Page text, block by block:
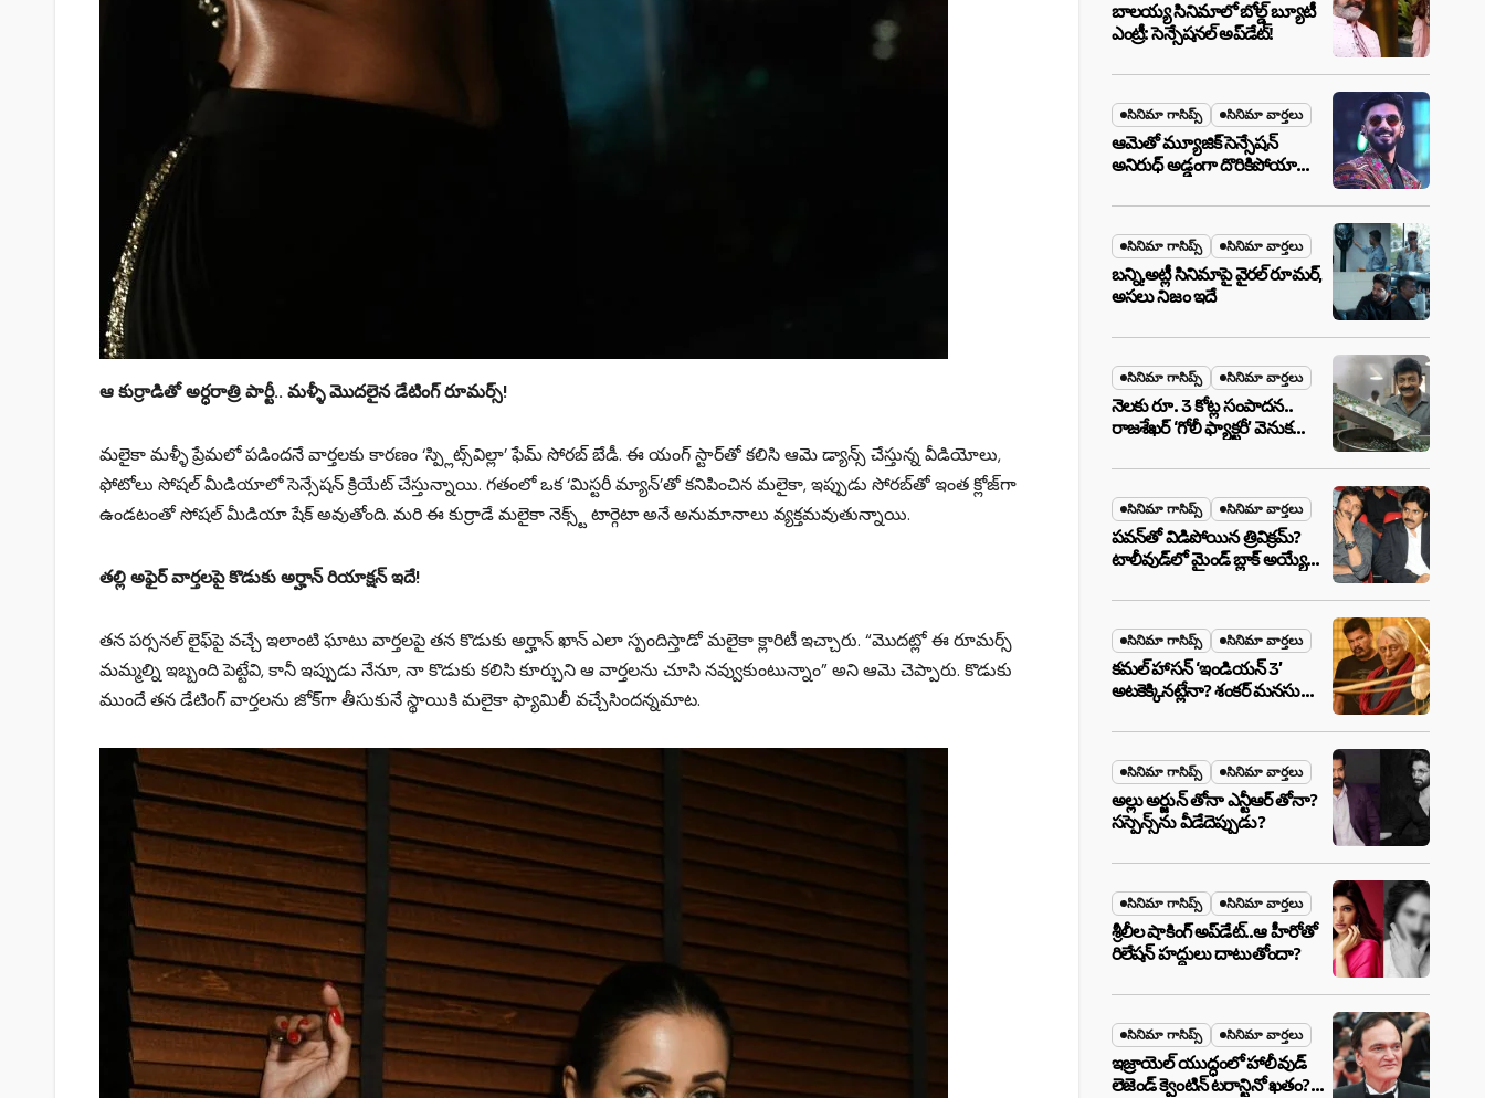
ఆ కుర్రాడితో అర్ధరాత్రి పార్టీ.. మళ్ళీ మొదలైన డేటింగ్ రూమర్స్!
మలైకా మళ్ళీ ప్రేమలో పడిందనే వార్తలకు కారణం ‘స్ప్లిట్స్‌విల్లా’ ఫేమ్ సోరబ్ బేడీ. ఈ యంగ్ స్టార్‌తో కలిసి ఆమె డ్యాన్స్ చేస్తున్న వీడియోలు,
ఫోటోలు సోషల్ మీడియాలో సెన్సేషన్ క్రియేట్ చేస్తున్నాయి. గతంలో ఒక ‘మిస్టరీ మ్యాన్’తో కనిపించిన మలైకా, ఇప్పుడు సోరబ్‌తో ఇంత క్లోజ్‌గా
ఉండటంతో సోషల్ మీడియా షేక్ అవుతోంది. మరి ఈ కుర్రాడే మలైకా నెక్స్ట్ టార్గెటా అనే అనుమానాలు వ్యక్తమవుతున్నాయి.
తల్లి అఫైర్ వార్తలపై కొడుకు అర్హాన్ రియాక్షన్ ఇదే!
తన పర్సనల్ లైఫ్‌పై వచ్చే ఇలాంటి ఘాటు వార్తలపై తన కొడుకు అర్హాన్ ఖాన్ ఎలా స్పందిస్తాడో మలైకా క్లారిటీ ఇచ్చారు. “మొదట్లో ఈ రూమర్స్
మమ్మల్ని ఇబ్బంది పెట్టేవి, కానీ ఇప్పుడు నేనూ, నా కొడుకు కలిసి కూర్చుని ఆ వార్తలను చూసి నవ్వుకుంటున్నాం” అని ఆమె చెప్పారు. కొడుకు
ముందే తన డేటింగ్ వార్తలను జోక్‌గా తీసుకునే స్థాయికి మలైకా ఫ్యామిలీ వచ్చేసిందన్నమాట.
బాలయ్య సినిమాలో బోల్డ్ బ్యూటీ
ఎంట్రీ: సెన్సేషనల్ అప్‌డేట్!
సినిమా గాసిప్స్ సినిమా వార్తలు
ఆమెతో మ్యూజిక్ సెన్సేషన్
అనిరుధ్ అడ్డంగా దొరికిపోయారా?
మేటర్!
సినిమా గాసిప్స్ సినిమా వార్తలు
బన్ని,అట్లీ సినిమాపై వైరల్ రూమర్,
అసలు నిజం ఇదే
సినిమా గాసిప్స్ సినిమా వార్తలు
నెలకు రూ. 3 కోట్ల సంపాదన..
రాజశేఖర్ ‘గోలీ ఫ్యాక్టరీ’ వెనుక
సినిమా గాసిప్స్ సినిమా వార్తలు
పవన్‌తో విడిపోయిన త్రివిక్రమ్?
టాలీవుడ్‌లో మైండ్ బ్లాక్ అయ్యే
సినిమా గాసిప్స్ సినిమా వార్తలు
కమల్ హాసన్ ‘ఇండియన్ 3’
అటకెక్కినట్లేనా? శంకర్ మనసులో
జరుగుతోంది!
సినిమా గాసిప్స్ సినిమా వార్తలు
అల్లు అర్జున్ తోనా ఎన్టీఆర్ తోనా?
సస్పెన్స్‌ను వీడేదెప్పుడు?
సినిమా గాసిప్స్ సినిమా వార్తలు
శ్రీలీల షాకింగ్ అప్‌డేట్..ఆ హీరోతో
రిలేషన్ హద్దులు దాటుతోందా?
సినిమా గాసిప్స్ సినిమా వార్తలు
ఇజ్రాయెల్ యుద్ధంలో హాలీవుడ్
లెజెండ్ క్వెంటిన్ టరాన్టినో ఖతం?